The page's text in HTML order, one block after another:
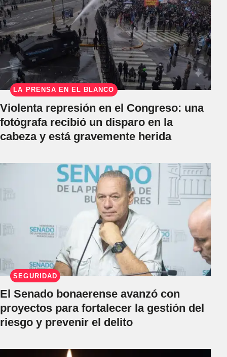
LA PRENSA EN EL BLANCO
Violenta represión en el Congreso: una
fotógrafa recibió un disparo en la
cabeza y está gravemente herida
SEGURIDAD
El Senado bonaerense avanzó con
proyectos para fortalecer la gestión del
riesgo y prevenir el delito